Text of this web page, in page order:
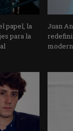
papel, la
para la
Juan